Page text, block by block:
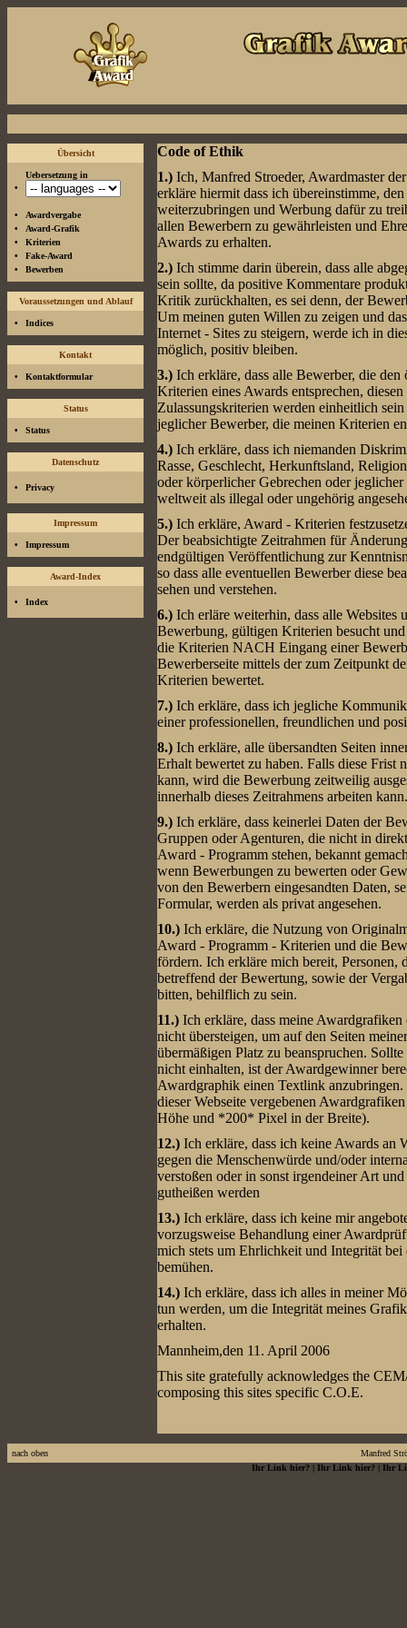
Übersicht
•
Uebersetzung in
•
Awardvergabe
•
Award-Grafik
•
Kriterien
•
Fake-Award
•
Bewerben
Voraussetzungen und Ablauf
• Indices
Kontakt
• Kontaktformular
Status
• Status
Datenschutz
• Privacy
Impressum
• Impressum
Award-Index
• Index
Code of Ethik
1.) Ich, Manfred Stroeder, Awardmaster
erkläre hiermit dass ich übereinstimme,
weiterzubringen und Werbung dafür zu
allen Bewerbern zu gewährleisten und
Awards zu erhalten.
2.) Ich stimme darin überein, dass alle
sein sollte, da positive Kommentare
Kritik zurückhalten, es sei denn, der
Um meinen guten Willen zu zeigen und
Internet - Sites zu steigern, werde ich in
möglich, positiv bleiben.
3.) Ich erkläre, dass alle Bewerber, die
Kriterien eines Awards entsprechen,
Zulassungskriterien werden einheitlich
jeglicher Bewerber, die meinen Kriterien
4.) Ich erkläre, dass ich niemanden
Rasse, Geschlecht, Herkunftsland,
oder körperlicher Gebrechen oder
weltweit als illegal oder ungehörig
5.) Ich erkläre, Award - Kriterien
Der beabsichtigte Zeitrahmen für
endgültigen Veröffentlichung zur
so dass alle eventuellen Bewerber diese
sehen und verstehen.
6.) Ich erläre weiterhin, dass alle Websites
Bewerbung, gültigen Kriterien besucht
die Kriterien NACH Eingang einer
Bewerberseite mittels der zum Zeitpunkt
Kriterien bewertet.
7.) Ich erkläre, dass ich jegliche
einer professionellen, freundlichen und
8.) Ich erkläre, alle übersandten Seiten
Erhalt bewertet zu haben. Falls diese Frist
kann, wird die Bewerbung zeitweilig
innerhalb dieses Zeitrahmens arbeiten kann.
9.) Ich erkläre, dass keinerlei Daten der
Gruppen oder Agenturen, die nicht in
Award - Programm stehen, bekannt
wenn Bewerbungen zu bewerten oder
von den Bewerbern eingesandten Daten,
Formular, werden als privat angesehen.
10.) Ich erkläre, die Nutzung von
Award - Programm - Kriterien und die
fördern. Ich erkläre mich bereit, Personen,
betreffend der Bewertung, sowie der
bitten, behilflich zu sein.
11.) Ich erkläre, dass meine
nicht übersteigen, um auf den Seiten
übermäßigen Platz zu beanspruchen.
nicht einhalten, ist der Awardgewinner
Awardgraphik einen Textlink
dieser Webseite vergebenen
Höhe und *200* Pixel in der Breite).
12.) Ich erkläre, dass ich keine Awards an
gegen die Menschenwürde und/oder
verstoßen oder in sonst irgendeiner Art
gutheißen werden
13.) Ich erkläre, dass ich keine mir
vorzugsweise Behandlung einer
mich stets um Ehrlichkeit und Integrität bei
bemühen.
14.) Ich erkläre, dass ich alles in meiner
tun werden, um die Integrität meines
erhalten.
Mannheim,den 11. April 2006
This site gratefully acknowledges the
composing this sites specific C.O.E.
nach oben
Manfred
Ihr Link hier? | Ihr Link hier? | Ihr